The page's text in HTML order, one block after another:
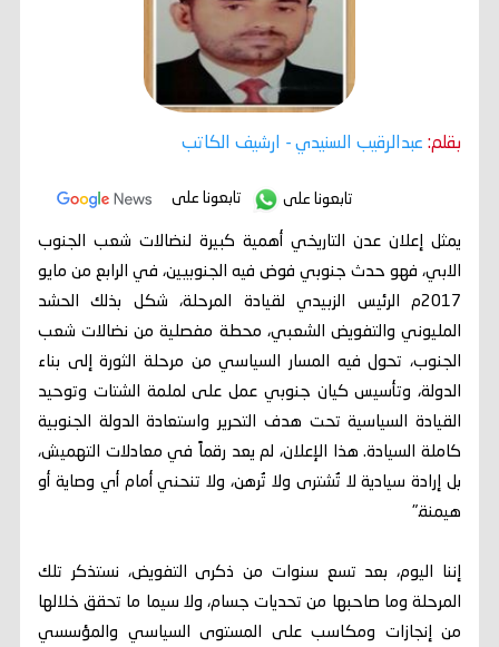
بقلم: عبدالرقيب السنيدي - ارشيف الكاتب
تابعونا على تابعونا على
يمثل إعلان عدن التاريخي أهمية كبيرة لنضالات شعب الجنوب
الابي، فهو حدث جنوبي فوض فيه الجنوبيين، في الرابع من مايو
2017م الرئيس الزبيدي لقيادة المرحلة، شكل بذلك الحشد
المليوني والتفويض الشعبي، محطة مفصلية من نضالات شعب
الجنوب، تحول فيه المسار السياسي من مرحلة الثورة إلى بناء
الدولة، وتأسيس كيان جنوبي عمل على لملمة الشتات وتوحيد
القيادة السياسية تحت هدف التحرير واستعادة الدولة الجنوبية
كاملة السيادة. هذا الإعلان، لم يعد رقماً في معادلات التهميش،
بل إرادة سيادية لا تُشترى ولا تُرهن، ولا تنحني أمام أي وصاية أو
هيمنة."
إننا اليوم، بعد تسع سنوات من ذكرى التفويض، نستذكر تلك
المرحلة وما صاحبها من تحديات جسام، ولا سيما ما تحقق خلالها
من إنجازات ومكاسب على المستوى السياسي والمؤسسي